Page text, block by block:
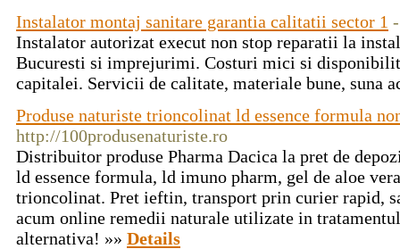
Instalator montaj sanitare garantia calitatii sector 1
Instalator autorizat execut non stop reparatii la
Bucuresti si imprejurimi. Costuri mici si
capitalei. Servicii de calitate, materiale bune, suna
Produse naturiste trioncolinat ld essence formula
http://100produsenaturiste.ro
Distribuitor produse Pharma Dacica la pret de
ld essence formula, ld imuno pharm, gel de aloe
trioncolinat. Pret ieftin, transport prin curier rapid,
acum online remedii naturale utilizate in
alternativa! »» Details